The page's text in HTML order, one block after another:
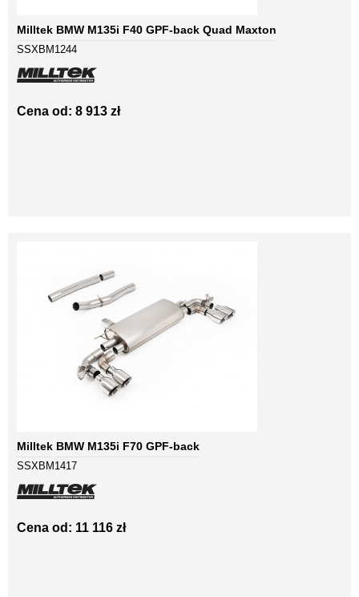
Milltek BMW M135i F40 GPF-back Quad Maxton
SSXBM1244
Cena od: 8 913 zł
Milltek BMW M135i F70 GPF-back
SSXBM1417
Cena od: 11 116 zł